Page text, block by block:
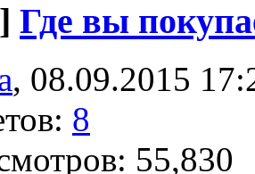
Где вы
, 08.09.2015
8
55,830